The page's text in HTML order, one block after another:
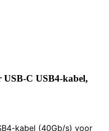
C USB4-kabel,
kabel (40Gb/s) voor